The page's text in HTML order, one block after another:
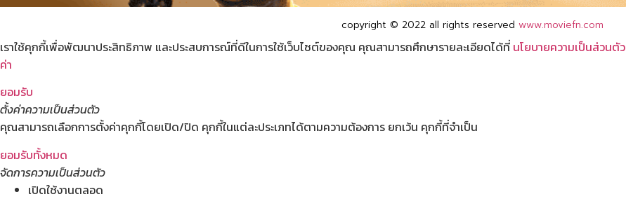
copyright © 2022 all rights reserved www.moviefn.com
เราใช้คุกกี้เพื่อพัฒนาประสิทธิภาพ และประสบการณ์ที่ดีในการใช้เว็บไซต์ของคุณ คุณสามารถศึกษารายละเอียดได้ที่ นโยบายความเป็นส่วนตัว
ค่า
ยอมรับ
ตั้งค่าความเป็นส่วนตัว
คุณสามารถเลือกการตั้งค่าคุกกี้โดยเปิด/ปิด คุกกี้ในแต่ละประเภทได้ตามความต้องการ ยกเว้น คุกกี้ที่จำเป็น
ยอมรับทั้งหมด
จัดการความเป็นส่วนตัว
เปิดใช้งานตลอด